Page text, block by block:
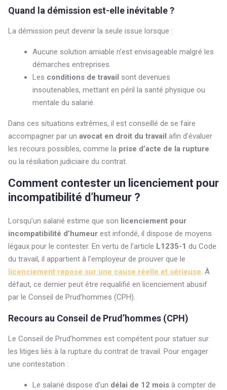
Quand la démission est-elle inévitable ?
La démission peut devenir la seule issue lorsque :
Aucune solution amiable n’est envisageable malgré les
démarches entreprises.
Les conditions de travail sont devenues
insoutenables, mettant en péril la santé physique ou
mentale du salarié.
Dans ces situations extrêmes, il est conseillé de se faire
accompagner par un avocat en droit du travail afin d’évaluer
les recours possibles, comme la prise d’acte de la rupture
ou la résiliation judiciaire du contrat.
Comment contester un licenciement pour
incompatibilité d’humeur ?
Lorsqu’un salarié estime que son licenciement pour
incompatibilité d’humeur est infondé, il dispose de moyens
légaux pour le contester. En vertu de l’article L1235-1 du Code
du travail, il appartient à l’employeur de prouver que le
licenciement repose sur une cause réelle et sérieuse. À
défaut, ce dernier peut être requalifié en licenciement abusif
par le Conseil de Prud’hommes (CPH).
Recours au Conseil de Prud’hommes (CPH)
Le Conseil de Prud’hommes est compétent pour statuer sur
les litiges liés à la rupture du contrat de travail. Pour engager
une contestation :
Le salarié dispose d’un délai de 12 mois à compter de